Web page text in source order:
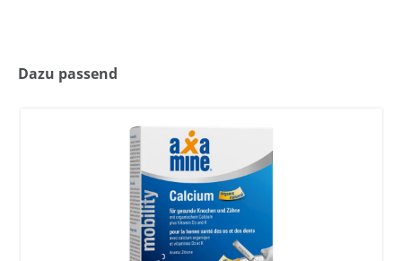
Dazu passend